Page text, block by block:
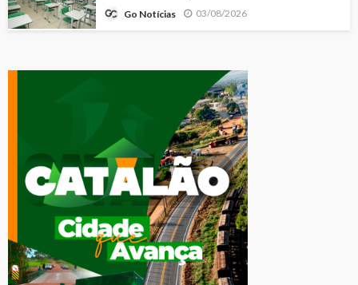
Go Notícias 03/08/2026